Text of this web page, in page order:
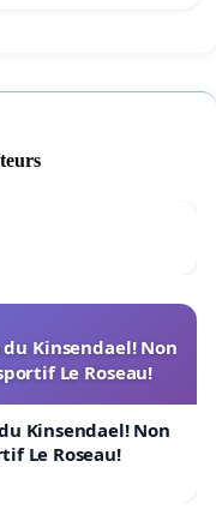
Kinsendael! Non
Le Roseau!
Kinsendael! Non
Le Roseau!